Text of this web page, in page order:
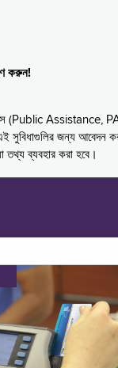
করুন!
(Public Assistance,
জন্য আবেদন
তথ্য ব্যবহার করা হবে।